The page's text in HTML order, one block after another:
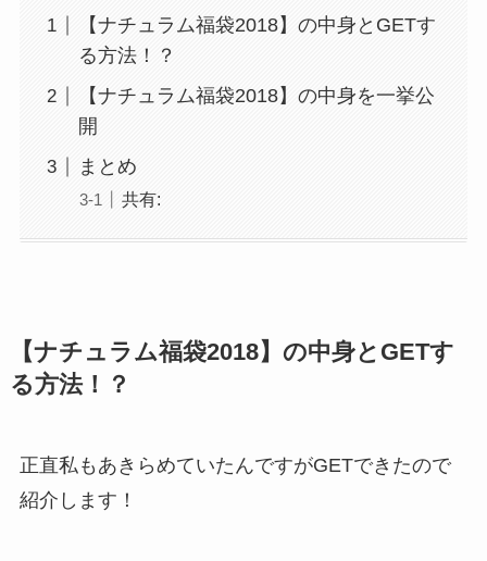
【ナチュラム福袋2018】の中身とGETす
る方法！？
【ナチュラム福袋2018】の中身を一挙公
開
まとめ
共有:
【ナチュラム福袋2018】の中身とGETす
る方法！？
正直私もあきらめていたんですがGETできたので
紹介します！